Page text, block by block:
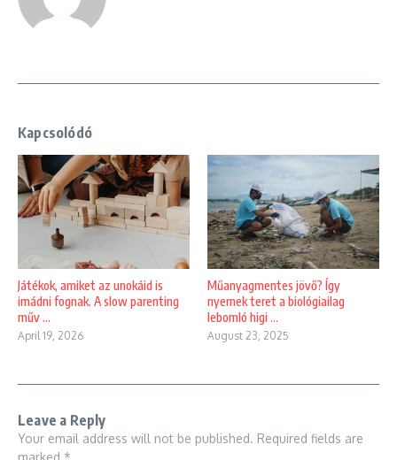
Kapcsolódó
Játékok, amiket az unokáid is
imádni fognak. A slow parenting
műv ...
April 19, 2026
Műanyagmentes jövő? Így
nyernek teret a biológiailag
lebomló higi ...
August 23, 2025
Leave a Reply
Your email address will not be published. Required fields are